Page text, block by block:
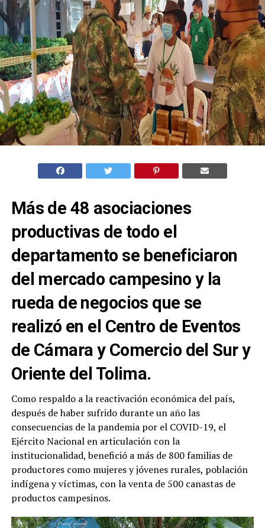
Más de 48 asociaciones
productivas de todo el
departamento se beneficiaron
del mercado campesino y la
rueda de negocios que se
realizó en el Centro de Eventos
de Cámara y Comercio del Sur y
Oriente del Tolima.
Como respaldo a la reactivación económica del país,
después de haber sufrido durante un año las
consecuencias de la pandemia por el COVID-19, el
Ejército Nacional en articulación con la
institucionalidad, benefició a más de 800 familias de
productores como mujeres y jóvenes rurales, población
indígena y víctimas, con la venta de 500 canastas de
productos campesinos.